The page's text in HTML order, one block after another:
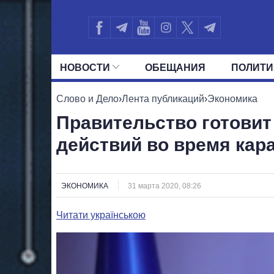
НОВОСТИ ОБЕЩАНИЯ
ВСЕ ПОЛИТИКИ ПРЕЗИДЕНТ И
Слово и Дело›Лента публикаций›Экономика
Правительство
действий во время
ЭКОНОМИКА 31 марта 2020, 08:26
Читати українською